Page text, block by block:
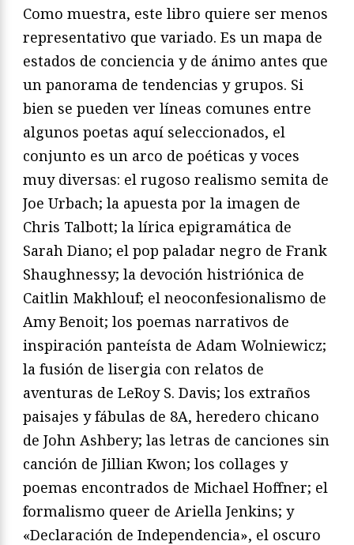
Como muestra, este libro quiere ser menos
representativo que variado. Es un mapa de
estados de conciencia y de ánimo antes que
un panorama de tendencias y grupos. Si
bien se pueden ver líneas comunes entre
algunos poetas aquí seleccionados, el
conjunto es un arco de poéticas y voces
muy diversas: el rugoso realismo semita de
Joe Urbach; la apuesta por la imagen de
Chris Talbott; la lírica epigramática de
Sarah Diano; el pop paladar negro de Frank
Shaughnessy; la devoción histriónica de
Caitlin Makhlouf; el neoconfesionalismo de
Amy Benoit; los poemas narrativos de
inspiración panteísta de Adam Wolniewicz;
la fusión de lisergia con relatos de
aventuras de LeRoy S. Davis; los extraños
paisajes y fábulas de 8A, heredero chicano
de John Ashbery; las letras de canciones sin
canción de Jillian Kwon; los collages y
poemas encontrados de Michael Hoffner; el
formalismo queer de Ariella Jenkins; y
«Declaración de Independencia», el oscuro